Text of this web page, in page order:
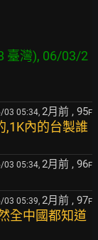
臺灣), 06/03/2
03 05:34, 2月前 , 95F
,1K內的台製誰
03 05:34, 2月前 , 96F
03 05:39, 2月前 , 97F
全中國都知道